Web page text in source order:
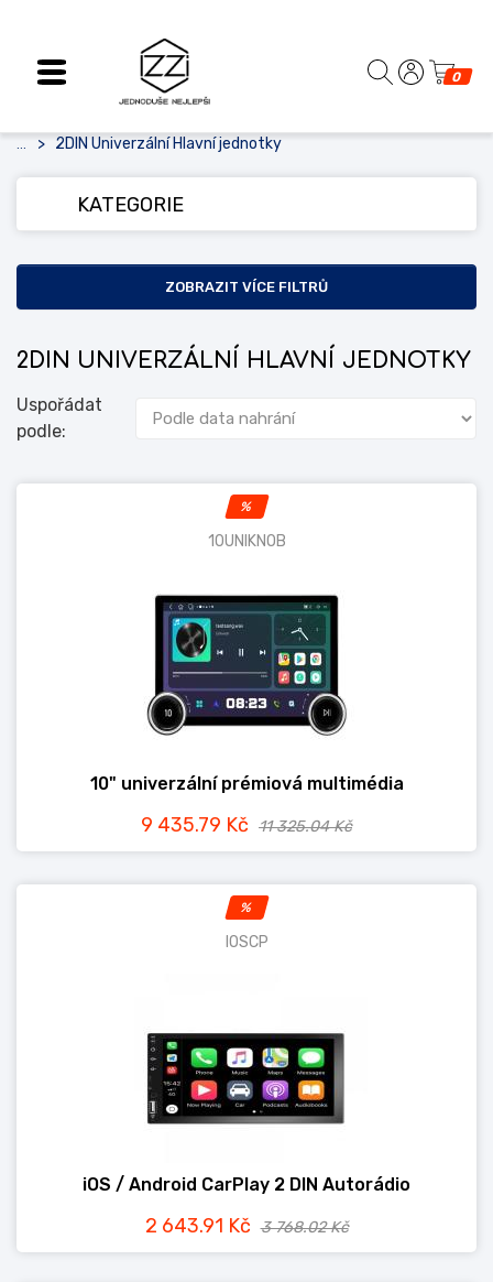
0
2DIN Univerzální Hlavní jednotky
KATEGORIE
ZOBRAZIT VÍCE FILTRŮ
2DIN UNIVERZÁLNÍ HLAVNÍ JEDNOTKY
Uspořádat
podle:
%
10UNIKNOB
10" univerzální prémiová multimédia
9 435.79 Kč 11 325.04 Kč
%
IOSCP
iOS / Android CarPlay 2 DIN Autorádio
2 643.91 Kč 3 768.02 Kč